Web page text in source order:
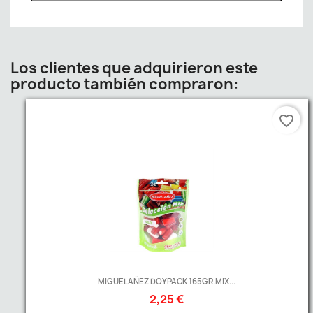
Los clientes que adquirieron este
producto también compraron:
MIGUELAÑEZ DOYPACK 165GR.MIX...
2,25 €
favorite_border